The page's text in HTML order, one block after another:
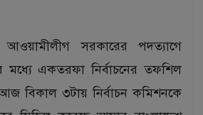
আওয়ামীলীগ সরকারের পদত্যাগে
একতরফা নির্বাচনের তফশিল
বিকাল ৩টায় নির্বাচন কমিশনকে